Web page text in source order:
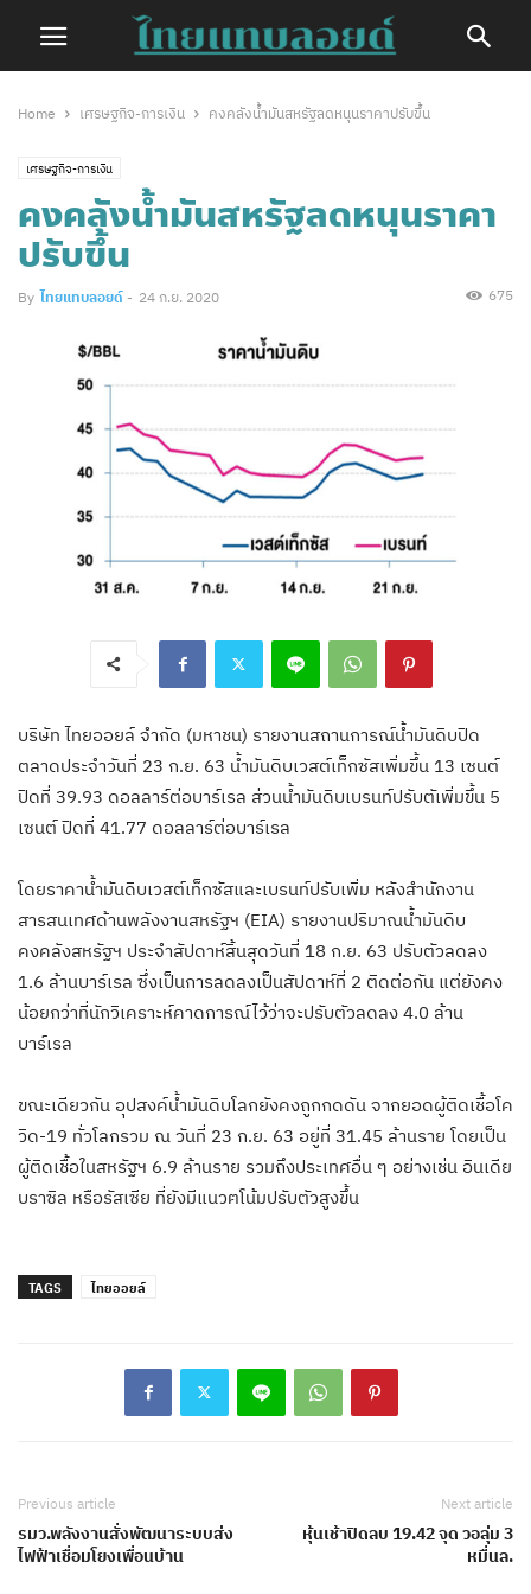
Home เศรษฐกิจ-การเงิน คงคลังน้ำมันสหรัฐลดหนุนราคาปรับขึ้น
เศรษฐกิจ-การเงิน
คงคลังน้ำมันสหรัฐลดหนุนราคา
ปรับขึ้น
By ไทยแทบลอยด์ - 24 ก.ย. 2020 675
บริษัท ไทยออยล์ จำกัด (มหาชน) รายงานสถานการณ์น้ำมันดิบปิด
ตลาดประจำวันที่ 23 ก.ย. 63 น้ำมันดิบเวสต์เท็กซัสเพิ่มขึ้น 13 เซนต์
ปิดที่ 39.93 ดอลลาร์ต่อบาร์เรล ส่วนน้ำมันดิบเบรนท์ปรับตัเพิ่มขึ้น 5
เซนต์ ปิดที่ 41.77 ดอลลาร์ต่อบาร์เรล
โดยราคาน้ำมันดิบเวสต์เท็กซัสและเบรนท์ปรับเพิ่ม หลังสำนักงาน
สารสนเทศด้านพลังงานสหรัฐฯ (EIA) รายงานปริมาณน้ำมันดิบ
คงคลังสหรัฐฯ ประจำสัปดาห์สิ้นสุดวันที่ 18 ก.ย. 63 ปรับตัวลดลง
1.6 ล้านบาร์เรล ซึ่งเป็นการลดลงเป็นสัปดาห์ที่ 2 ติดต่อกัน แต่ยังคง
น้อยกว่าที่นักวิเคราะห์คาดการณ์ไว้ว่าจะปรับตัวลดลง 4.0 ล้าน
บาร์เรล
ขณะเดียวกัน อุปสงค์น้ำมันดิบโลกยังคงถูกกดดัน จากยอดผู้ติดเชื้อโค
วิด-19 ทั่วโลกรวม ณ วันที่ 23 ก.ย. 63 อยู่ที่ 31.45 ล้านราย โดยเป็น
ผู้ติดเชื้อในสหรัฐฯ 6.9 ล้านราย รวมถึงประเทศอื่น ๆ อย่างเช่น อินเดีย
บราซิล หรือรัสเซีย ที่ยังมีแนวฅโน้มปรับตัวสูงขึ้น
TAGS ไทยออยล์
Previous article
รมว.พลังงานสั่งพัฒนาระบบส่ง
ไฟฟ้าเชื่อมโยงเพื่อนบ้าน
Next article
หุ้นเช้าปิดลบ 19.42 จุด วอลุ่ม 3
หมื่นล.